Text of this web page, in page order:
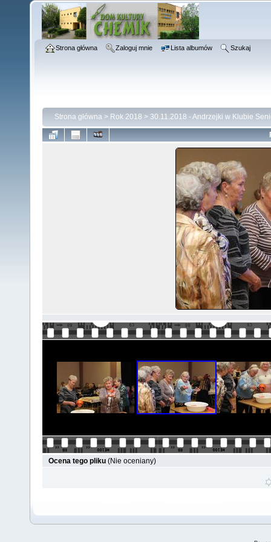
Strona główna Zaloguj mnie Lista albumów Szukaj
Strona główna > Rok 2018 > 30.11.2018 - Andrzejki w Klubie
Ocena tego pliku (Nie oceniany)